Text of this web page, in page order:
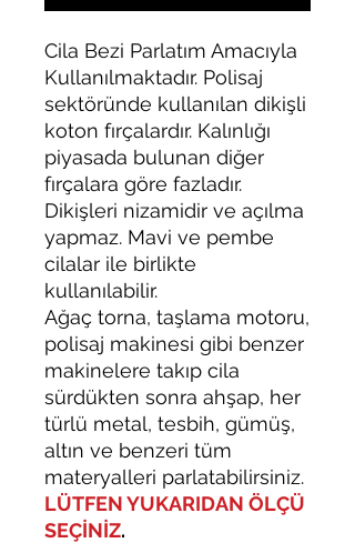
Cila Bezi Parlatım Amacıyla
Kullanılmaktadır. Polisaj
sektöründe kullanılan dikişli
koton fırçalardır. Kalınlığı
piyasada bulunan diğer
fırçalara göre fazladır.
Dikişleri nizamidir ve açılma
yapmaz. Mavi ve pembe
cilalar ile birlikte
kullanılabilir.
Ağaç torna, taşlama motoru,
polisaj makinesi gibi benzer
makinelere takıp cila
sürdükten sonra ahşap, her
türlü metal, tesbih, gümüş,
altın ve benzeri tüm
materyalleri parlatabilirsiniz.
LÜTFEN YUKARIDAN ÖLÇÜ
SEÇİNİZ.